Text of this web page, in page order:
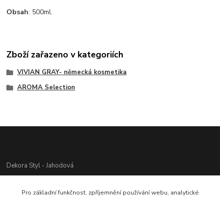
Obsah: 500ml.
Zboží zařazeno v kategoriích
VIVIAN GRAY- německá kosmetika
AROMA Selection
Dekora Styl - Jahodová
Pro základní funkčnost, zpříjemnění používání webu, analytické